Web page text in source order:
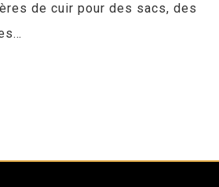
de cuir pour des sacs, des